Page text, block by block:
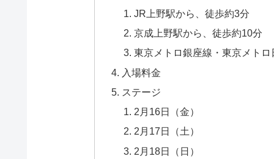
JR上野駅から、徒歩約3分
京成上野駅から、徒歩約10分
東京メトロ銀座線・東京メト
入場料金
ステージ
2月16日（金）
2月17日（土）
2月18日（日）